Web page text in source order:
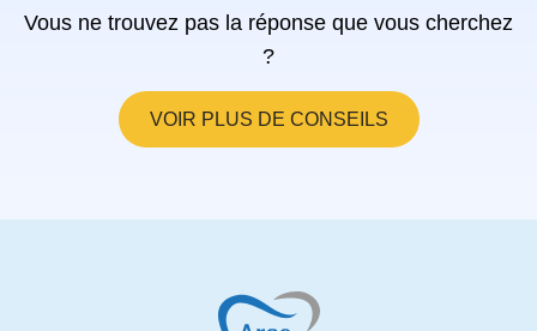
Vous ne trouvez pas la réponse que vous cherchez
?
VOIR PLUS DE CONSEILS